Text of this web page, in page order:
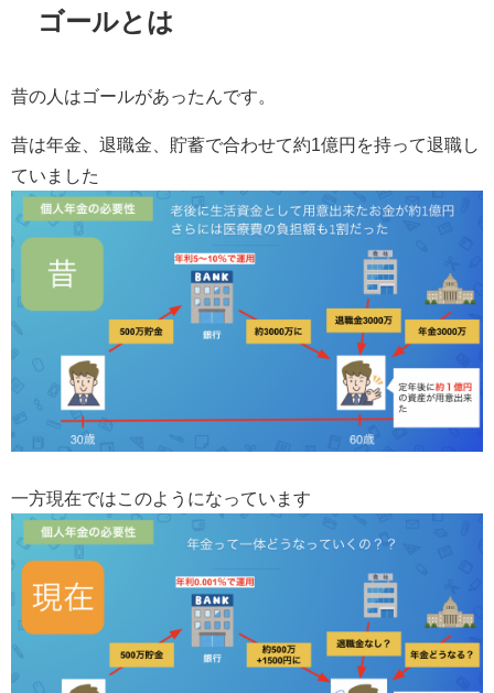
ゴールとは
昔の人はゴールがあったんです。
昔は年金、退職金、貯蓄で合わせて約1億円を持って退職し
ていました
一方現在ではこのようになっています